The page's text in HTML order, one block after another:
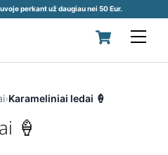
perkant už daugiau nei 50 Eur.
Cart
›Karameliniai ledai 🍦
🍦